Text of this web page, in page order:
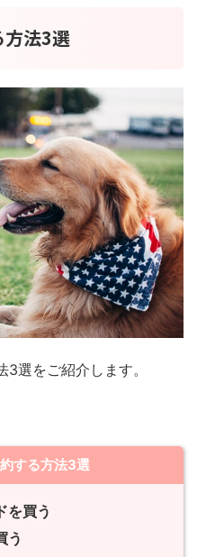
方法3選
選をご紹介します。
する方法3選
を買う
う